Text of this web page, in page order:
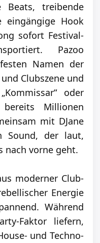
Beats, treibende
eingängige Hook
sofort Festival-
Pazoo
Namen der
Clubszene und
oder
bereits Millionen
mit DJane
Sound, der laut,
nach vorne geht.
moderner Club-
Energie
Während
Faktor liefern,
und Techno-